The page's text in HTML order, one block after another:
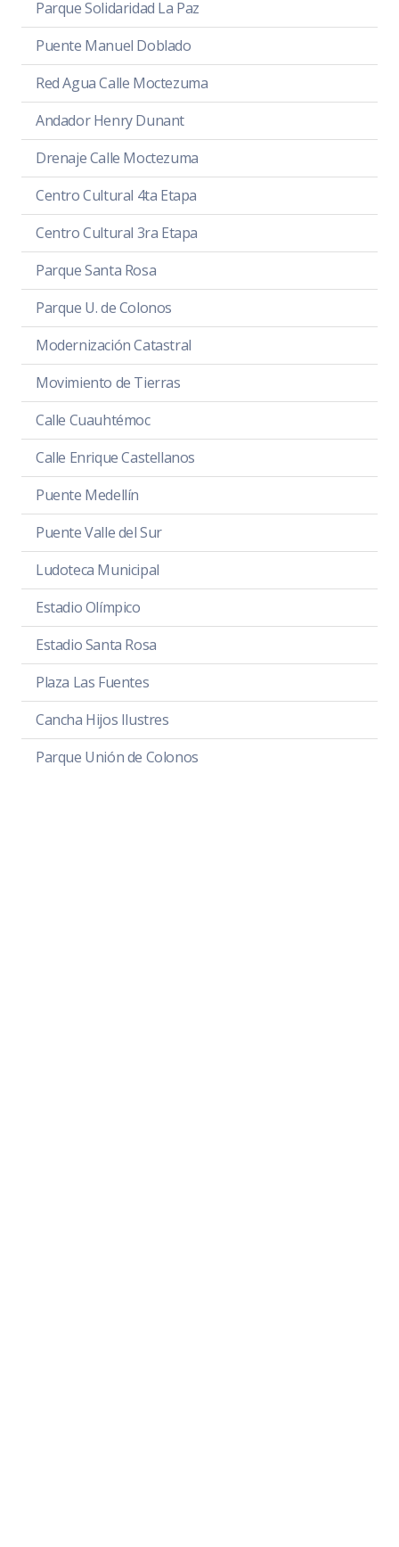
Parque Solidaridad La Paz
Puente Manuel Doblado
Red Agua Calle Moctezuma
Andador Henry Dunant
Drenaje Calle Moctezuma
Centro Cultural 4ta Etapa
Centro Cultural 3ra Etapa
Parque Santa Rosa
Parque U. de Colonos
Modernización Catastral
Movimiento de Tierras
Calle Cuauhtémoc
Calle Enrique Castellanos
Puente Medellín
Puente Valle del Sur
Ludoteca Municipal
Estadio Olímpico
Estadio Santa Rosa
Plaza Las Fuentes
Cancha Hijos Ilustres
Parque Unión de Colonos